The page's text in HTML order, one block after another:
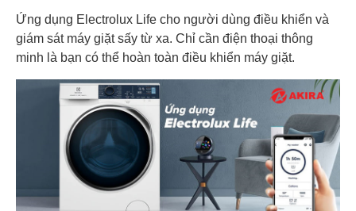
Ứng dụng Electrolux Life cho người dùng điều khiển và
giám sát máy giặt sấy từ xa. Chỉ cần điện thoại thông
minh là bạn có thể hoàn toàn điều khiển máy giặt.